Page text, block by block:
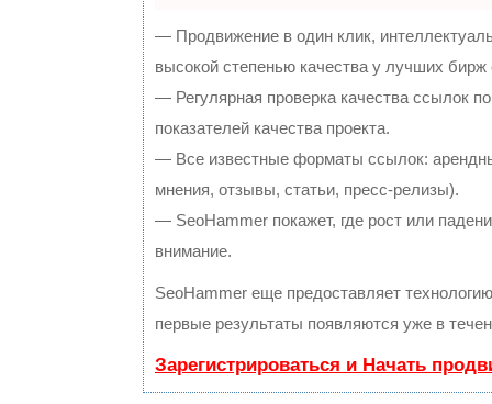
— Продвижение в один клик,
высокой степенью качества у лучших бирж
— Регулярная проверка качества ссылок
показателей качества проекта.
— Все известные форматы ссылок:
мнения, отзывы, статьи, пресс-релизы).
— SeoHammer покажет, где рост или
внимание.
SeoHammer еще предоставляет
первые результаты появляются уже в
Зарегистрироваться и Начать